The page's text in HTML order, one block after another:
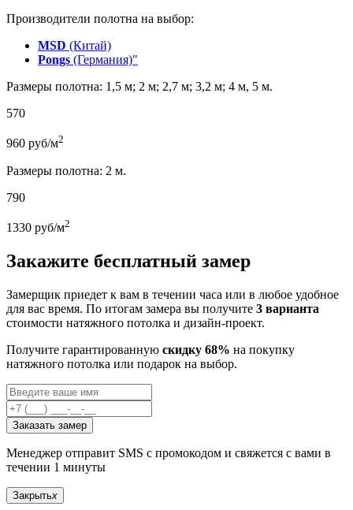
Производители полотна на выбор:
MSD (Китай)
Pongs (Германия)"
Размеры полотна: 1,5 м; 2 м; 2,7 м; 3,2 м; 4 м, 5 м.
570
960 руб/м2
Размеры полотна: 2 м.
790
1330 руб/м2
Закажите бесплатный замер
Замерщик приедет к вам в течении часа или в любое удобное
для вас время. По итогам замера вы получите 3 варианта
стоимости натяжного потолка и дизайн-проект.
Получите гарантированную скидку 68% на покупку
натяжного потолка или подарок на выбор.
Заказать замер
Менеджер отправит SMS с промокодом и свяжется с вами в
течении 1 минуты
Закрытьx